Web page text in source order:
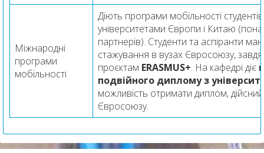
Міжнародні
програми
мобільності
Діють програми мобільності
університетами Європи і Китаю
партнерів). Студенти та аспіранти
стажування в вузах Євросоюзу,
проєктам ERASMUS+. На кафедрі діє
подвійного диплому з
можливість отримати диплом, дійсний
Євросоюзу.